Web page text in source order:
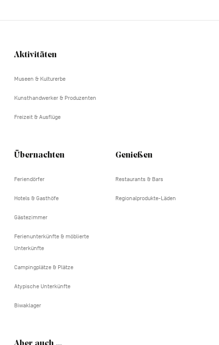
Navigation
Aktivitäten
Museen & Kulturerbe
Kunsthandwerker & Produzenten
Freizeit & Ausflüge
Übernachten
Feriendörfer
Hotels & Gasthöfe
Gästezimmer
Ferienunterkünfte & möblierte
Unterkünfte
Campingplätze & Plätze
Atypische Unterkünfte
Biwaklager
Genießen
Restaurants & Bars
Regionalprodukte-Läden